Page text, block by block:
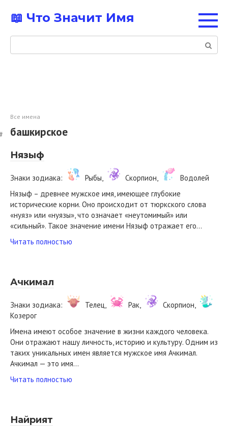
контенту
📖 Что Значит Имя
Поиск:
Все имена
башкирское
Нязыф
Знаки зодиака: Рыбы, Скорпион,
Водолей
Нязыф – древнее мужское имя, имеющее глубокие
исторические корни. Оно происходит от тюркского слова
«нуяз» или «нуязы», что означает «неутомимый» или
«сильный». Такое значение имени Нязыф отражает его…
Читать полностью
Ачкимал
Знаки зодиака: Телец, Рак,
Скорпион,
Козерог
Имена имеют особое значение в жизни каждого человека.
Они отражают нашу личность, историю и культуру. Одним из
таких уникальных имен является мужское имя Ачкимал.
Ачкимал — это имя…
Читать полностью
Найрият